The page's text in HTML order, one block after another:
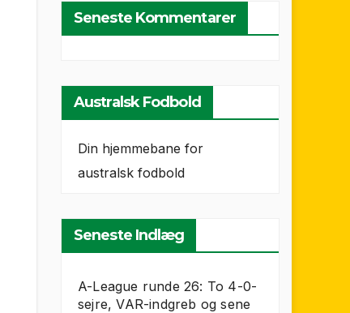
Seneste Kommentarer
Australsk Fodbold
Din hjemmebane for
australsk fodbold
Seneste Indlæg
A-League runde 26: To 4-0-
sejre, VAR-indgreb og sene